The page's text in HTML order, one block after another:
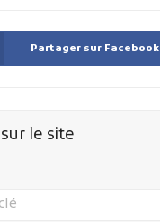
Partager sur Facebook
le site